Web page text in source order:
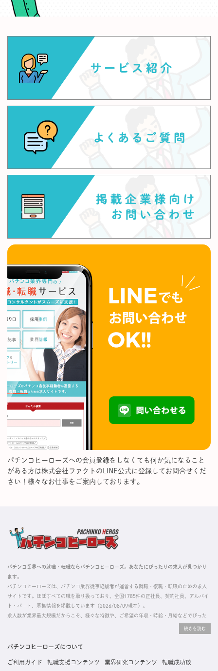
パチンコヒーローズへの会員登録をしなくても何か気になること
がある方は株式会社ファクトのLINE公式に登録してお問合せくだ
さい！様々なお仕事をご案内しております。
パチンコ業界への就職・転職ならパチンコヒーローズ。あなたにぴったりの求人が見つかり
ます。
パチンコヒーローズは、パチンコ業界従事経験者が運営する就職・復職・転職のための求人
サイトです。ほぼすべての職を取り扱っており、全国1785件の正社員、契約社員、アルバイ
ト・パート、募集情報を掲載しています（2026/08/09現在）。
求人数が業界最大規模だからこそ、様々な特徴や、ご希望の年収・時給・月給などでぴった
掲載している求人は、すべて契約法人様から寄せられた正規の求人情報です。応募いただい
た内容はすぐに直接事業所に届くためスムーズに転職・復職できます。
パチンコヒーローズについて
ご利用ガイド 転職支援コンテンツ 業界研究コンテンツ 転職成功談